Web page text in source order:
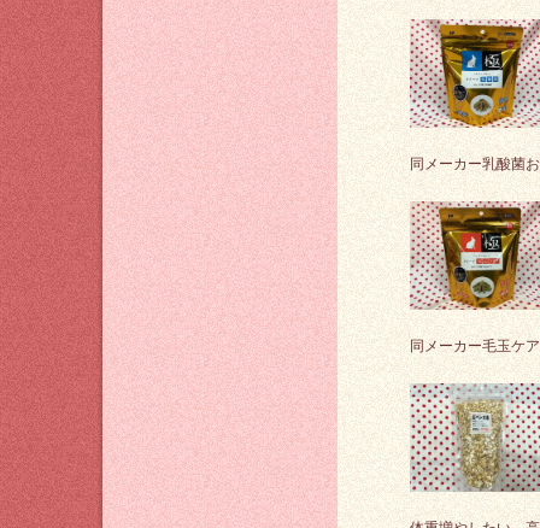
同メーカー乳酸菌
同メーカー毛玉ケ